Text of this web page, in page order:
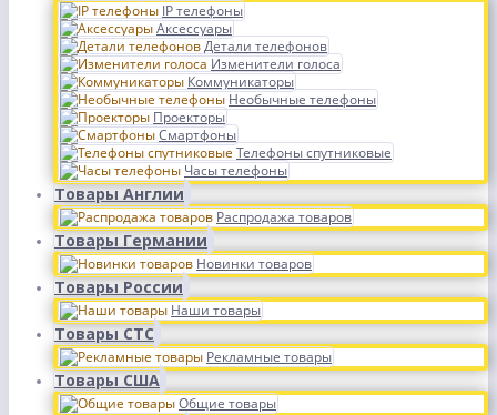
IP телефоны
Аксессуары
Детали телефонов
Изменители голоса
Коммуникаторы
Необычные телефоны
Проекторы
Смартфоны
Телефоны спутниковые
Часы телефоны
Товары Англии
Распродажа товаров
Товары Германии
Новинки товаров
Товары России
Наши товары
Товары СТС
Рекламные товары
Товары США
Общие товары